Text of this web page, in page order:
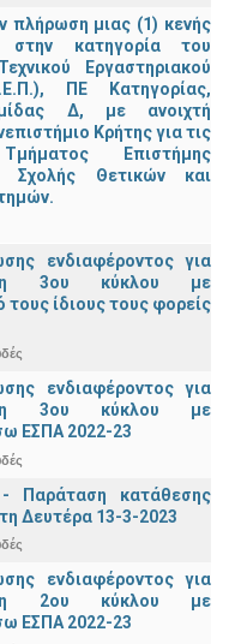
πλήρωση μιας (1) κενής
στην κατηγορία του
Εργαστηριακού
ΠΕ Κατηγορίας,
Δ, με ανοιχτή
Κρήτης για τις
Επιστήμης
Σχολής Θετικών και
ενδιαφέροντος για
3ου κύκλου με
ίδιους τους φορείς
ενδιαφέροντος για
3ου κύκλου με
ΕΣΠΑ 2022-23
Παράταση κατάθεσης
Δευτέρα 13-3-2023
ενδιαφέροντος για
2ου κύκλου με
ΕΣΠΑ 2022-23